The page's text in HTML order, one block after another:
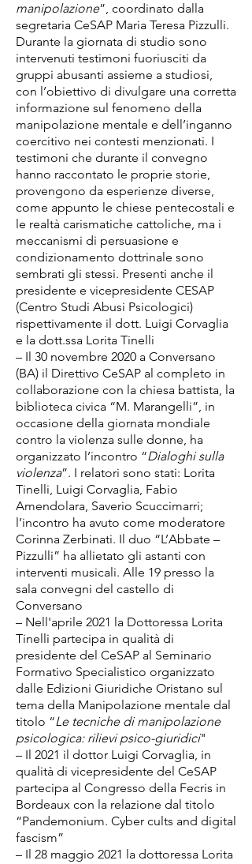
manipolazione”, coordinato dalla
segretaria CeSAP Maria Teresa Pizzulli.
Durante la giornata di studio sono
intervenuti testimoni fuoriusciti da
gruppi abusanti assieme a studiosi,
con l’obiettivo di divulgare una corretta
informazione sul fenomeno della
manipolazione mentale e dell’inganno
coercitivo nei contesti menzionati. I
testimoni che durante il convegno
hanno raccontato le proprie storie,
provengono da esperienze diverse,
come appunto le chiese pentecostali e
le realtà carismatiche cattoliche, ma i
meccanismi di persuasione e
condizionamento dottrinale sono
sembrati gli stessi. Presenti anche il
presidente e vicepresidente CESAP
(Centro Studi Abusi Psicologici)
rispettivamente il dott. Luigi Corvaglia
e la dott.ssa Lorita Tinelli
– Il 30 novembre 2020 a Conversano
(BA) il Direttivo CeSAP al completo in
collaborazione con la chiesa battista, la
biblioteca civica “M. Marangelli”, in
occasione della giornata mondiale
contro la violenza sulle donne, ha
organizzato l’incontro “Dialoghi sulla
violenza”. I relatori sono stati: Lorita
Tinelli, Luigi Corvaglia, Fabio
Amendolara, Saverio Scuccimarri;
l’incontro ha avuto come moderatore
Corinna Zerbinati. Il duo “L’Abbate –
Pizzulli” ha allietato gli astanti con
interventi musicali. Alle 19 presso la
sala convegni del castello di
Conversano
– Nell'aprile 2021 la Dottoressa Lorita
Tinelli partecipa in qualità di
presidente del CeSAP al Seminario
Formativo Specialistico organizzato
dalle Edizioni Giuridiche Oristano sul
tema della Manipolazione mentale dal
titolo “Le tecniche di manipolazione
psicologica: rilievi psico-giuridici"
– Il 2021 il dottor Luigi Corvaglia, in
qualità di vicepresidente del CeSAP
partecipa al Congresso della Fecris in
Bordeaux con la relazione dal titolo
“Pandemonium. Cyber cults and digital
fascism”
– Il 28 maggio 2021 la dottoressa Lorita